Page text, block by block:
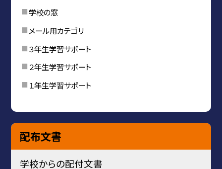
学校の窓
メール用カテゴリ
３年生学習サポート
２年生学習サポート
１年生学習サポート
配布文書
学校からの配付文書